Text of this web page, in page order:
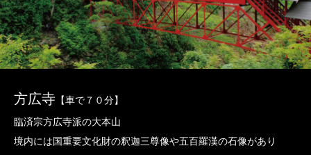
方広寺 【車で７０分】
臨済宗方広寺派の大本山
境内には国重要文化財の釈迦三尊像や五百羅漢の石像があり